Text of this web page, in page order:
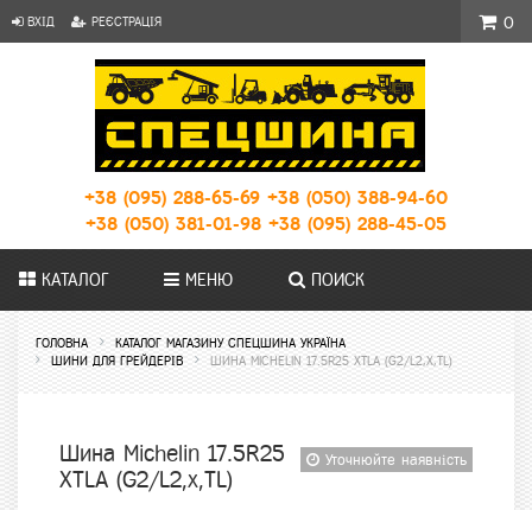
ВХІД РЕЄСТРАЦІЯ
+38 (095) 288-65-69 +38 (050) 388-94-60
+38 (050) 381-01-98 +38 (095) 288-45-05
КАТАЛОГ МЕНЮ ПОИСК
ГОЛОВНА
КАТАЛОГ МАГАЗИНУ СПЕЦШИНА УКРАЇНА
ШИНИ ДЛЯ ГРЕЙДЕРІВ
ШИНА MICHELIN 17.5R25 XTLA (G2/L2,X,TL)
Уточнюйте наявність
Шина Michelin 17.5R25
XTLA (G2/L2,x,TL)
0